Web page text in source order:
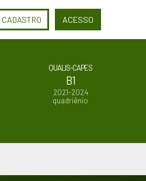
CADASTRO ACESSO
QUALIS-CAPES
B1
2021-2024
quadriênio